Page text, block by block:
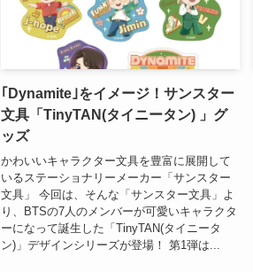
｢Dynamite｣をイメージ！サンスター
文具「TinyTAN(タイニータン) 」グ
ッズ
かわいいキャラクター文具を豊富に展開して
いるステーショナリーメーカー「サンスター
文具」 今回は、そんな「サンスター文具」よ
り、BTSの7人のメンバーが可愛いキャラクタ
ーになって誕生した「TinyTAN(タイニータ
ン)」デザインシリーズが登場！ 第1弾は...